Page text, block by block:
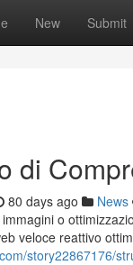
New Submit
di
80 days ago News
o
veloce reattivo
story22867176/